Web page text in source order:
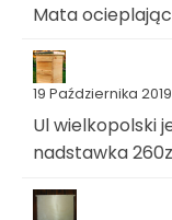
Mata
19 Października 2019
Ul wielkopolski
nadstawka